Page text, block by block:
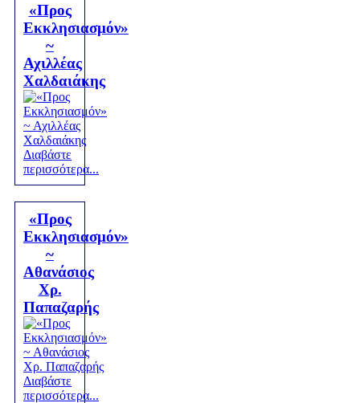
«Προς
Εκκλησιασμόν»
~
Αχιλλέας
Χαλδαιάκης
Διαβάστε
περισσότερα...
«Προς
Εκκλησιασμόν»
~
Αθανάσιος
Χρ.
Παπαζαρής
Διαβάστε
περισσότερα...